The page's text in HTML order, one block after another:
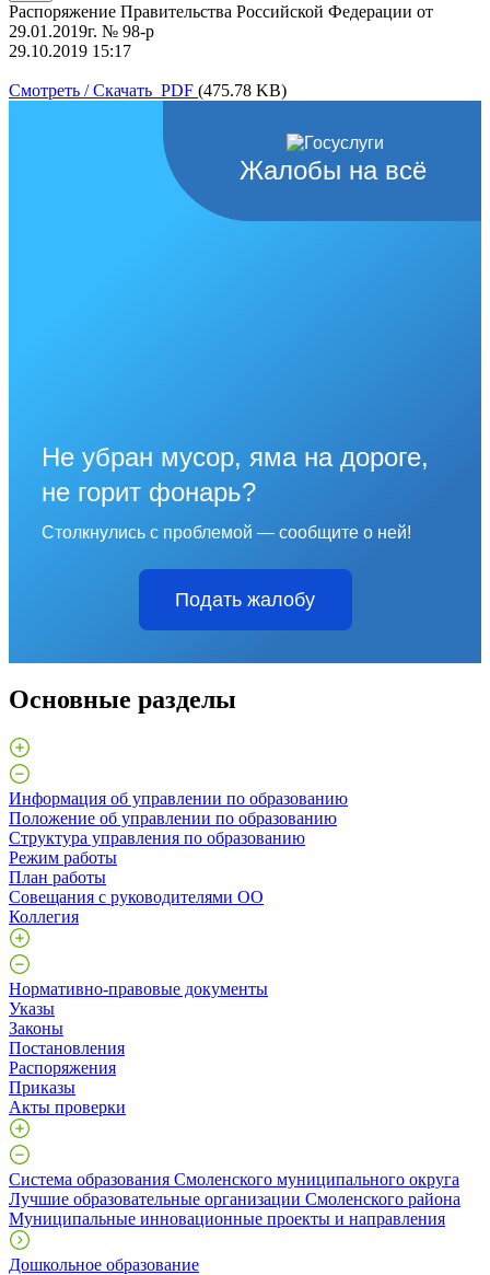
Распоряжение Правительства Российской Федерации от
29.01.2019г. № 98-р
29.10.2019 15:17
Смотреть / Скачать PDF (475.78 KB)
Жалобы на всё
Не убран мусор, яма на дороге,
не горит фонарь?
Столкнулись с проблемой — сообщите о ней!
Подать жалобу
Основные разделы
Информация об управлении по образованию
Положение об управлении по образованию
Структура управления по образованию
Режим работы
План работы
Совещания с руководителями ОО
Коллегия
Нормативно-правовые документы
Указы
Законы
Постановления
Распоряжения
Приказы
Акты проверки
Система образования Смоленского муниципального округа
Лучшие образовательные организации Смоленского района
Муниципальные инновационные проекты и направления
Дошкольное образование